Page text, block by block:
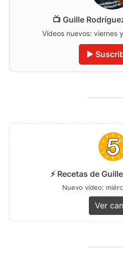
📺 Guille
Vídeos nuevos: viernes
▶️
⚡ Recetas de
Nuevo vídeo:
Ver